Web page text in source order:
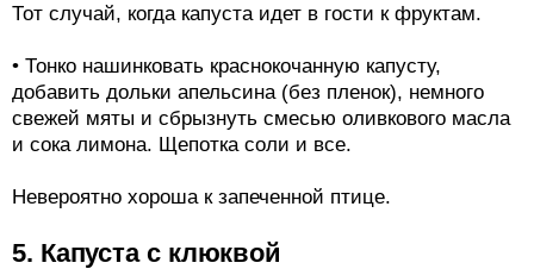
Тот случай, когда капуста идет в гости к фруктам.
• Тонко нашинковать краснокочанную капусту,
добавить дольки апельсина (без пленок), немного
свежей мяты и сбрызнуть смесью оливкового масла
и сока лимона. Щепотка соли и все.
Невероятно хороша к запеченной птице.
5. Капуста с клюквой